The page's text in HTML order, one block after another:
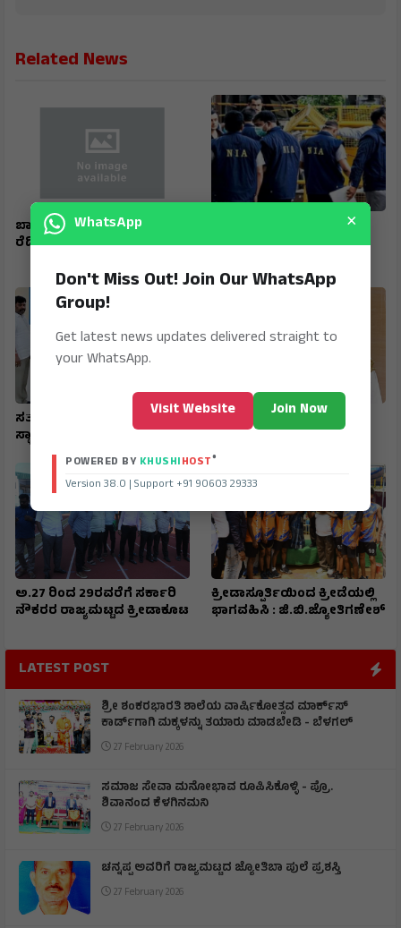
Related News
ಬಾಲ್ ಬ್ಯಾಡ್ಮಿಿಂಟನ್ : ವಿಶ್ವ ಸಿಂಹ
ರೆಡ್ಡಿ ರಾಷ್ಟ್ರ ಮಟ್ಟಕ್ಕೆ ಆಯ್ಕೆ
ವಲಸಿಗರನ್ನು ವಶಕ್ಕೆ ಪಡೆದ
ಸತತ 7ನೇ ಬಾರಿ ರಾಜ್ಯಕ್ಕೆ ದ್ವಿತೀಯ
ಸ್ಥಾನ ಪಡೆದು ರಾಷ್ಟ್ರಮಟ್ಟಕ್ಕೆ ಆಯ್ಕೆ
ಚಿನ್ನದ ಪದಕ ಪಡೆದ ಮಾನ್ಯಶ್ರೀ
ಅ.27 ರಿಂದ 29ರವರೆಗೆ ಸರ್ಕಾರಿ
ನೌಕರರ ರಾಜ್ಯಮಟ್ಟದ ಕ್ರೀಡಾಕೂಟ
ಕ್ರೀಡಾಸ್ಪೂರ್ತಿಯಿಂದ ಕ್ರೀಡೆಯಲ್ಲಿ
ಭಾಗವಹಿಸಿ : ಜಿ.ಬಿ.ಜ್ಯೋತಿಗಣೇಶ್
LATEST POST
ಶ್ರೀ ಶಂಕರಭಾರತಿ ಶಾಲೆಯ ವಾರ್ಷಿಕೋತ್ಸವ ಮಾರ್ಕ್‌ಸ್‌
ಕಾರ್ಡ್‌ಗಾಗಿ ಮಕ್ಕಳನ್ನು ತಯಾರು ಮಾಡಬೇಡಿ - ಬೆಳಗಲ್
27 February 2026
ಸಮಾಜ ಸೇವಾ ಮನೋಭಾವ ರೂಪಿಸಿಕೊಳ್ಳಿ - ಪ್ರೊ.
ಶಿವಾನಂದ ಕೆಳಗಿನಮನಿ
27 February 2026
ಚನ್ನಪ್ಪ ಅವರಿಗೆ ರಾಜ್ಯಮಟ್ಟದ ಜ್ಯೋತಿಬಾ ಪುಲೆ ಪ್ರಶಸ್ತಿ
27 February 2026
WhatsApp ×
Don't Miss Out! Join Our WhatsApp
Group!
Get latest news updates delivered straight to
your WhatsApp.
Visit Website Join Now
POWERED BY KHUSHIHOST®
Version 38.0 | Support +91 90603 29333